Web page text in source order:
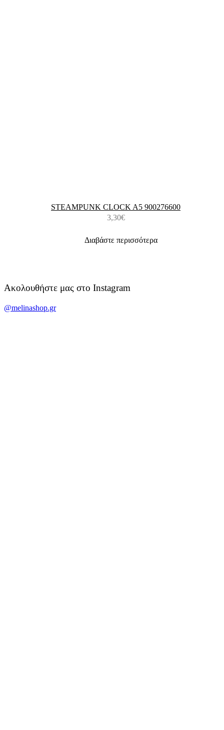
STEAMPUNK CLOCK A5 900276600
3,30€
Διαβάστε περισσότερα
Ακολουθήστε μας στο Instagram
@melinashop.gr